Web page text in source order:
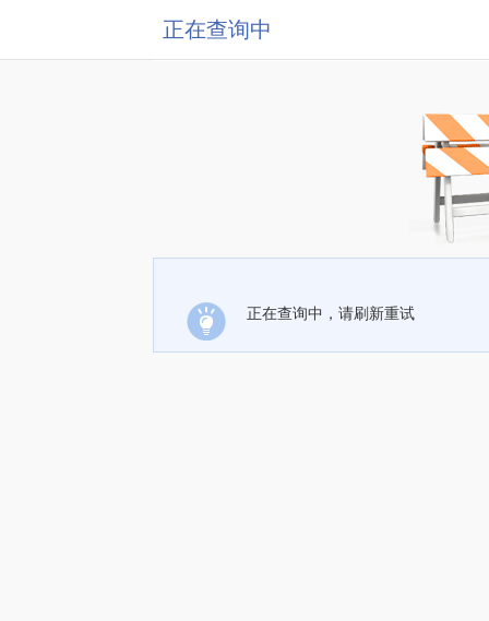
正在查询中
正在查询中，请刷新重试